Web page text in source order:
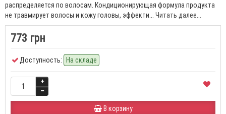
распределяется по волосам. Кондиционирующая формула продукта
не травмирует волосы и кожу головы, эффекти... Читать далее...
773 грн
Доступность: На складе
В корзину